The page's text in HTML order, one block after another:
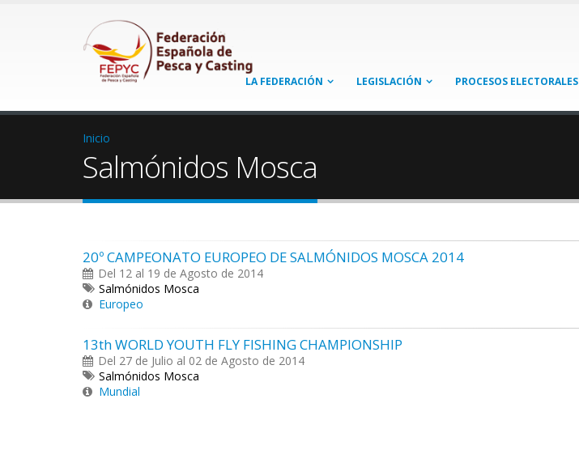
LA FEDERACIÓN LEGISLACIÓN PROCESOS ELECTORALES
Inicio
Salmónidos Mosca
20º CAMPEONATO EUROPEO DE SALMÓNIDOS MOSCA 2014
Del 12 al 19 de Agosto de 2014
Salmónidos Mosca
Europeo
13th WORLD YOUTH FLY FISHING CHAMPIONSHIP
Del 27 de Julio al 02 de Agosto de 2014
Salmónidos Mosca
Mundial